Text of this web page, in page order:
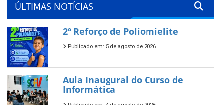
ÚLTIMAS NOTÍCIAS
2º Reforço de Poliomielite
Publicado em: 5 de agosto de 2026
Aula Inaugural do Curso de
Informática